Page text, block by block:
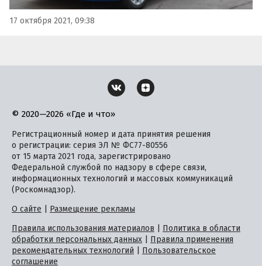
17 октября 2021, 09:38
© 2020—2026 «Где и что»
Регистрационный номер и дата принятия решения
о регистрации: серия ЭЛ № ФС77-80556
от 15 марта 2021 года, зарегистрировано
Федеральной службой по надзору в сфере связи,
информационных технологий и массовых коммуникаций
(Роскомнадзор).
О сайте
Размещение рекламы
Правила использования материалов
Политика в области
обработки персональных данных
Правила применения
рекомендательных технологий
Пользовательское
соглашение